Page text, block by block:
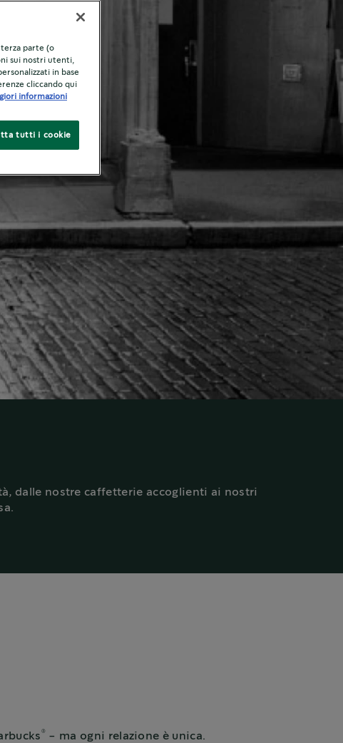
dalle nostre caffetterie accoglienti ai nostri
® - ma ogni relazione è unica.
parte (o
sui nostri utenti,
in base
cliccando qui
informazioni
tutti i cookie